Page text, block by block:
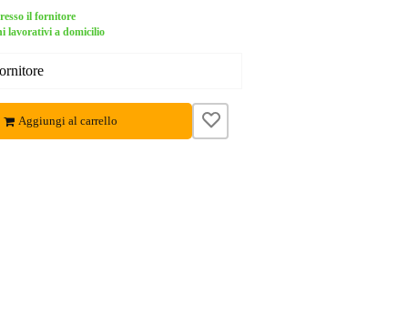
il fornitore
lavorativi a domicilio
Aggiungi al carrello